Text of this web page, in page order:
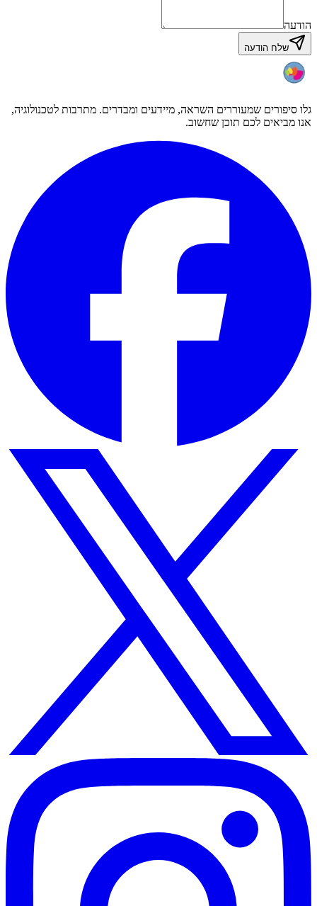
הודעה
שלח הודעה
גלו סיפורים שמעוררים השראה, מיידעים ומבדרים. מתרבות לטכנולוגיה,
אנו מביאים לכם תוכן שחשוב.